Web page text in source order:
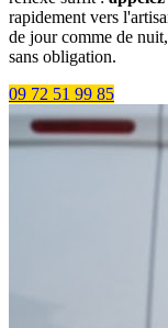
rapidement vers
de jour comme de
sans obligation.
09 72 51 99 85